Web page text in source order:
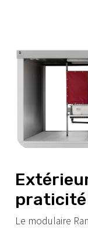
praticité
Le modulaire